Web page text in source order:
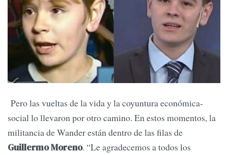
Pero las vueltas de la vida y la coyuntura económica-
social lo llevaron por otro camino. En estos momentos, la
militancia de Wander están dentro de las filas de
Guillermo Moreno. “Le agradecemos a todos los